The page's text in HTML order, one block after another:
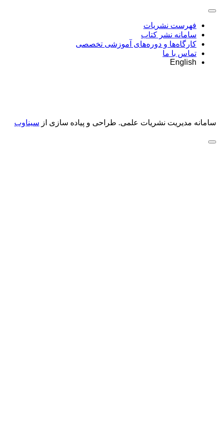
فهرست نشریات
سامانه نشر کتاب
کارگاه‌ها و دوره‌های آموزشی تخصصی
تماس با ما
English
سامانه مدیریت نشریات علمی. طراحی و پیاده سازی از سیناوب